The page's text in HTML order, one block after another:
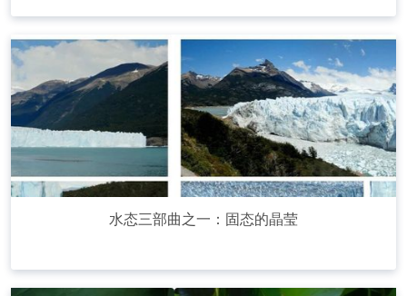
水态三部曲之一：固态的晶莹